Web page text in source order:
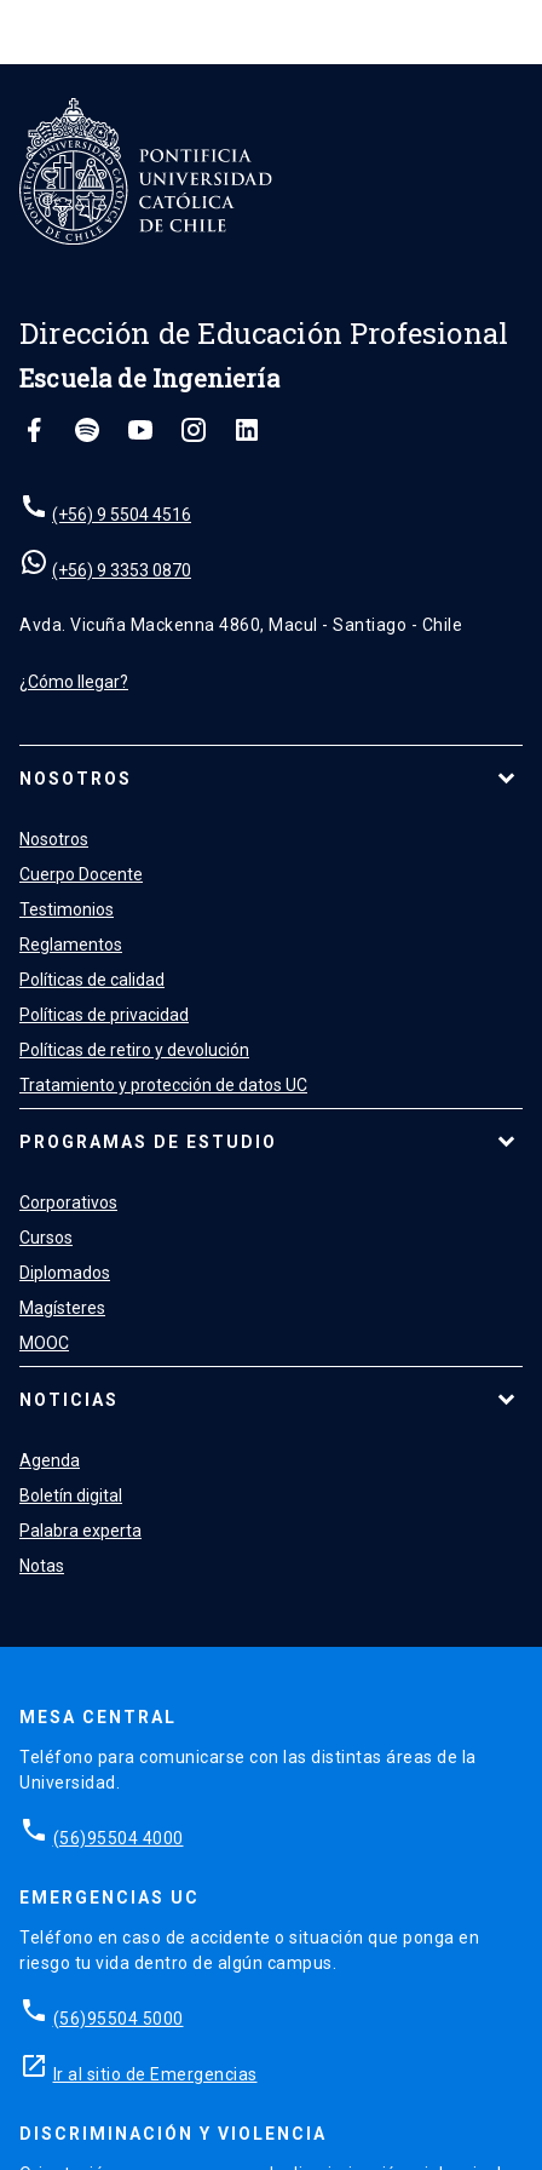
Dirección de Educación Profesional
Escuela de Ingeniería
(+56) 9 5504 4516
(+56) 9 3353 0870
Avda. Vicuña Mackenna 4860, Macul - Santiago - Chile
¿Cómo llegar?
NOSOTROS
Nosotros
Cuerpo Docente
Testimonios
Reglamentos
Políticas de calidad
Políticas de privacidad
Políticas de retiro y devolución
Tratamiento y protección de datos UC
PROGRAMAS DE ESTUDIO
Corporativos
Cursos
Diplomados
Magísteres
MOOC
NOTICIAS
Agenda
Boletín digital
Palabra experta
Notas
MESA CENTRAL
Teléfono para comunicarse con las distintas áreas de la
Universidad.
phone (56)95504 4000
EMERGENCIAS UC
Teléfono en caso de accidente o situación que ponga en
riesgo tu vida dentro de algún campus.
phone (56)95504 5000
launch Ir al sitio de Emergencias
DISCRIMINACIÓN Y VIOLENCIA